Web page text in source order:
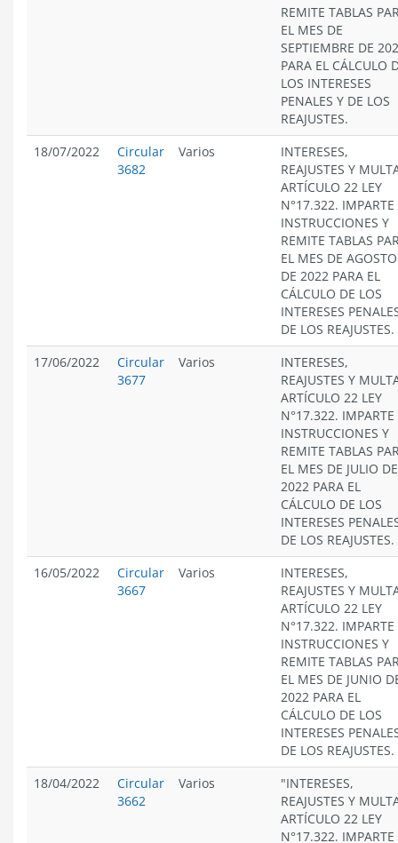
REMITE TABLAS
EL MES DE
SEPTIEMBRE DE
PARA EL CÁLCULO
LOS INTERESES
PENALES Y DE LOS
REAJUSTES.
18/07/2022
Circular
3682
Varios
INTERESES,
REAJUSTES Y
ARTÍCULO 22 LEY
N°17.322. IMPARTE
INSTRUCCIONES Y
REMITE TABLAS
EL MES DE AGOSTO
DE 2022 PARA EL
CÁLCULO DE LOS
INTERESES
DE LOS REAJUSTES.
17/06/2022
Circular
3677
Varios
INTERESES,
REAJUSTES Y
ARTÍCULO 22 LEY
N°17.322. IMPARTE
INSTRUCCIONES Y
REMITE TABLAS
EL MES DE JULIO DE
2022 PARA EL
CÁLCULO DE LOS
INTERESES
DE LOS REAJUSTES.
16/05/2022
Circular
3667
Varios
INTERESES,
REAJUSTES Y
ARTÍCULO 22 LEY
N°17.322. IMPARTE
INSTRUCCIONES Y
REMITE TABLAS
EL MES DE JUNIO
2022 PARA EL
CÁLCULO DE LOS
INTERESES
DE LOS REAJUSTES.
18/04/2022
Circular
3662
Varios
"INTERESES,
REAJUSTES Y
ARTÍCULO 22 LEY
N°17.322. IMPARTE